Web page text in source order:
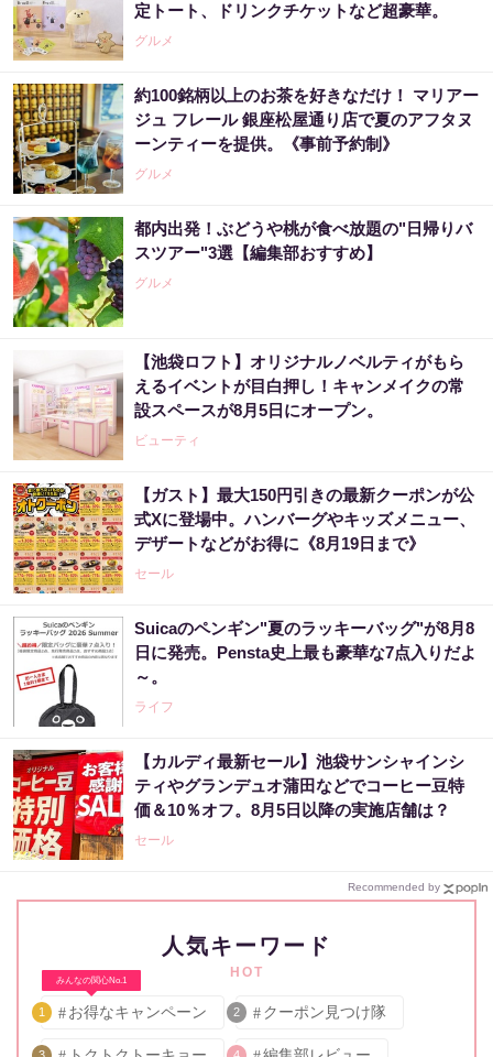
定トート、ドリンクチケットなど超豪華。
グルメ
約100銘柄以上のお茶を好きなだけ！ マリアー
ジュ フレール 銀座松屋通り店で夏のアフタヌ
ーンティーを提供。《事前予約制》
グルメ
都内出発！ぶどうや桃が食べ放題の"日帰りバ
スツアー"3選【編集部おすすめ】
グルメ
【池袋ロフト】オリジナルノベルティがもら
えるイベントが目白押し！キャンメイクの常
設スペースが8月5日にオープン。
ビューティ
【ガスト】最大150円引きの最新クーポンが公
式Xに登場中。ハンバーグやキッズメニュー、
デザートなどがお得に《8月19日まで》
セール
Suicaのペンギン"夏のラッキーバッグ"が8月8
日に発売。Pensta史上最も豪華な7点入りだよ
～。
ライフ
【カルディ最新セール】池袋サンシャインシ
ティやグランデュオ蒲田などでコーヒー豆特
価＆10％オフ。8月5日以降の実施店舗は？
セール
Recommended by
人気キーワード
HOT
みんなの関心No.1
1 お得なキャンペーン 2 クーポン見つけ隊